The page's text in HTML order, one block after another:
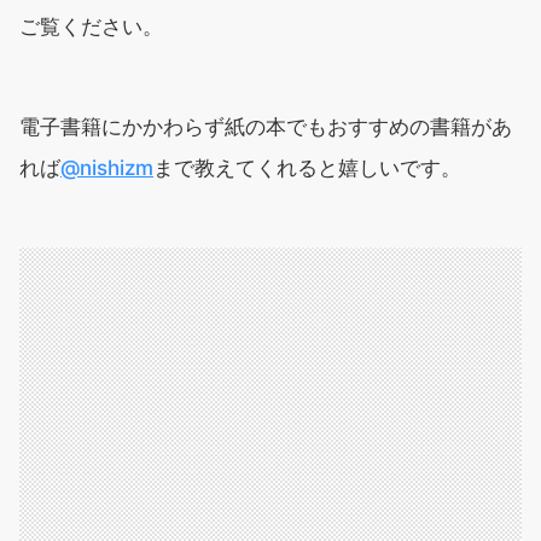
ご覧ください。
電子書籍にかかわらず紙の本でもおすすめの書籍があ
れば@nishizm まで教えてくれると嬉しいです。